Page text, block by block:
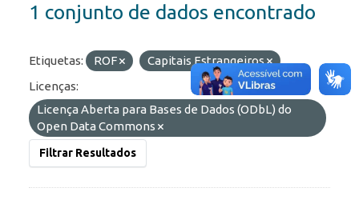
1 conjunto de dados encontrado
Etiquetas: ROF
Capitais Estrangeiros
Licenças:
Licença Aberta para Bases de Dados (ODbL) do
Open Data Commons
Filtrar Resultados